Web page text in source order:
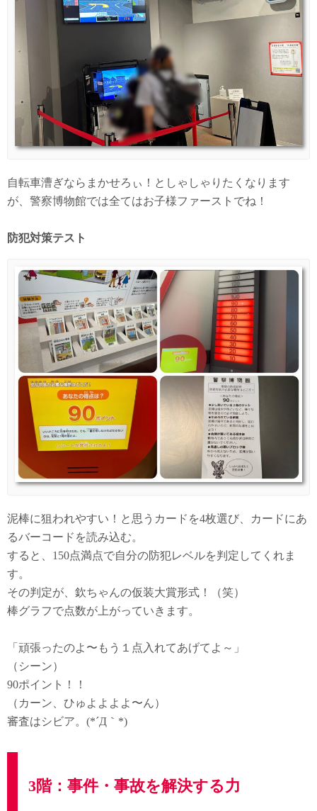
自転車漕ぎならまかせろぃ！としゃしゃりたくなります
が、警察博物館では全てはお子様ファーストでね！
防犯対策テスト
泥棒に狙われやすい！と思うカードを4枚選び、カードにあ
るバーコードを読み込む。
すると、150点満点で自分の防犯レベルを判定してくれま
す。
その判定が、欽ちゃんの仮装大賞形式！（笑）
棒グラフで点数が上がっていきます。
「頑張ったのよ〜もう１点入れてあげてよ～」
（シーン）
90ポイント！！
（カーン、ひゅよよよよ〜ん）
審査はシビア。(*´Д｀*)
3階：事件・事故を解決する力